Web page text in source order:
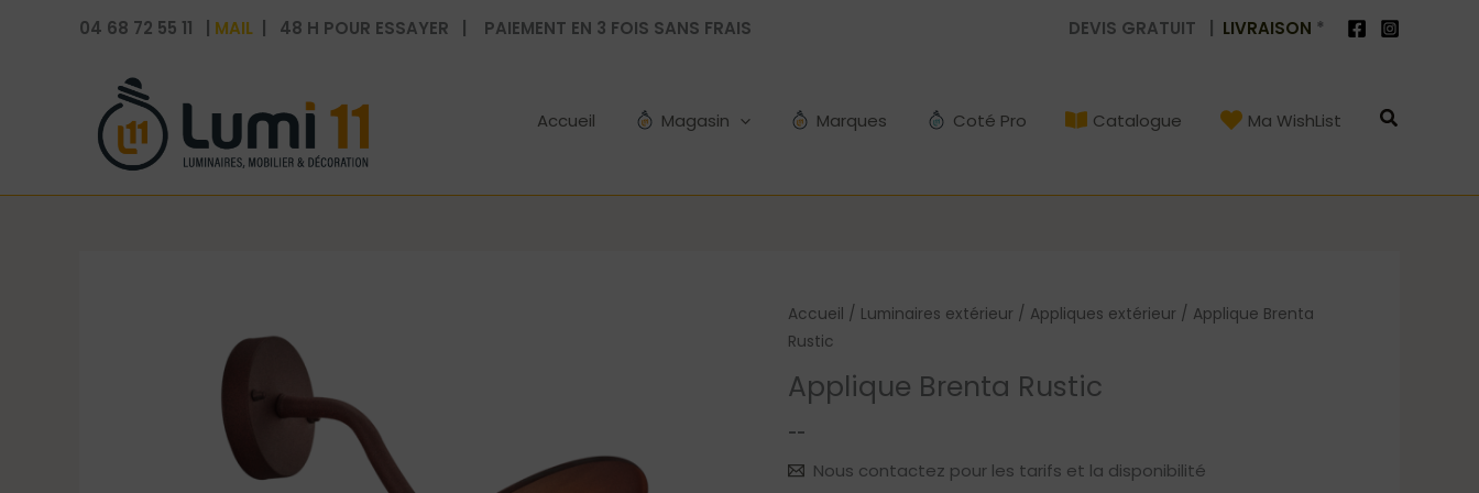
04 68 72 55 11 | MAIL | 48 H POUR ESSAYER | PAIEMENT EN 3 FOIS SANS FRAIS DEVIS GRATUIT | LIVRAISON *
Accueil Magasin Marques Coté Pro Catalogue Ma WishList
Accueil / Luminaires extérieur / Appliques extérieur / Applique Brenta
Rustic
Applique Brenta Rustic
--
Nous contactez pour les tarifs et la disponibilité